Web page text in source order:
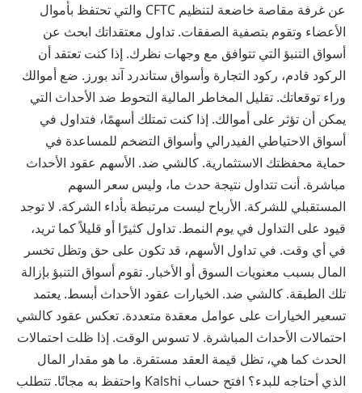
عن غرفة مقاصة خاضعة لتنظيم CFTC والتي تحتفظ بأموال
الأعضاء وتقوم بتصفية الصفقات. تداول معتقداتك ابحث عن
أسواق التنبؤ التي تتوافق مع وجهات نظرك. إذا كنت تعتقد أن
الركود قادم، ركود التجارة وأسواق ستاندرد آند بورز. ضع أموالك
وراء توقعاتك. تقليل المخاطر المالية التحوط ضد الأحداث التي
يمكن أن تؤثر على أموالك. إذا كنت تمتلك أسهمًا، فتداول في
أسواق الاحتياطي الفيدرالي وأسواق التضخم للمساعدة في
حماية محفظتك الاستثمارية. كالشي ضد. الأسهم عقود الأحداث
مباشرة. أنت تتداول نتيجة حدث ما، وليس سعر السهم
المستقبلي للشركة. الأرباح ليست مرتبطة بأداء الشركة. لا توجد
قيود على التداول في يوم النمط. تداول كثيرًا أو قليلاً كما تريد،
في أي وقت. في تداول الأسهم، قد تكون على حق وتظل تخسر
المال بسبب معنويات السوق أو الأخبار. تقوم أسواق التنبؤ بإزالة
تلك الطبقة. كالشي ضد. الخيارات عقود الأحداث أبسط. يعتمد
تسعير الخيارات على عوامل معقدة متعددة. تعكس عقود كالشي
احتمالات الأحداث المباشرة. لا تسوس الوقت. إذا ظلت احتمالات
الحدث كما هي، تظل قيمة العقد مستقرة. ما هو مقدار المال
الذي أحتاجه للبدء؟ افتح حساب Kalshi واحتفظ به مجانًا. تتطلب